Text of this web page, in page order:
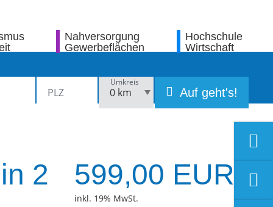
Nahversorgung
Gewerbeflächen
Hochschule
Wirtschaft
Umkreis
Auf geht's!
2
599,00 EUR
inkl. 19% MwSt.